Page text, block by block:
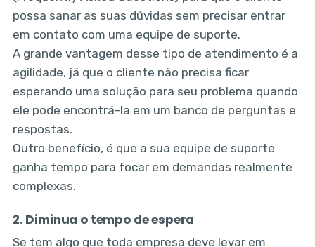
possa sanar as suas dúvidas sem precisar entrar
em contato com uma equipe de suporte.
A grande vantagem desse tipo de atendimento é a
agilidade, já que o cliente não precisa ficar
esperando uma solução para seu problema quando
ele pode encontrá-la em um banco de perguntas e
respostas.
Outro benefício, é que a sua equipe de suporte
ganha tempo para focar em demandas realmente
complexas.
2. Diminua o tempo de espera
Se tem algo que toda empresa deve levar em